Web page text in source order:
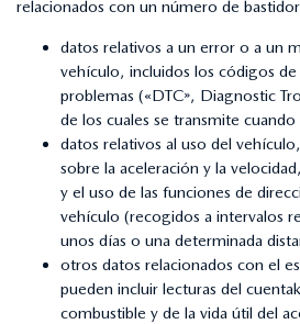
relacionados con un número de
datos relativos a un error o a un
vehículo, incluidos los códigos
problemas («DTC», Diagnostic
de los cuales se transmite
datos relativos al uso del
sobre la aceleración y la
y el uso de las funciones de
vehículo (recogidos a intervalos
unos días o una determinada
otros datos relacionados con el
pueden incluir lecturas del
combustible y de la vida útil del